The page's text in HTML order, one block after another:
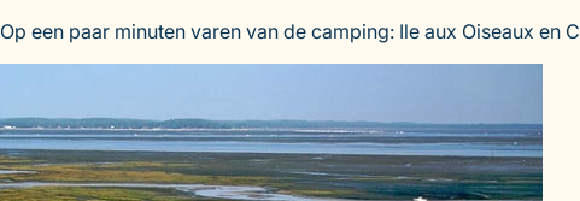
Op een paar minuten varen van de camping: Ile aux Oiseaux en